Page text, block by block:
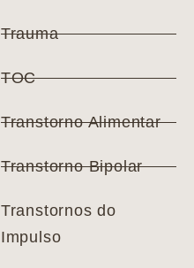
Trauma
TOC
Transtorno Alimentar
Transtorno Bipolar
Transtornos do
Impulso